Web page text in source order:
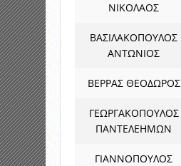
ΝΙΚΟΛΑΟΣ
ΒΑΣΙΛΑΚΟΠΟΥΛΟΣ
ΑΝΤΩΝΙΟΣ
ΒΕΡΡΑΣ ΘΕΟΔΩΡΟΣ
ΓΕΩΡΓΑΚΟΠΟΥΛΟΣ
ΠΑΝΤΕΛΕΗΜΩΝ
ΓΙΑΝΝΟΠΟΥΛΟΣ